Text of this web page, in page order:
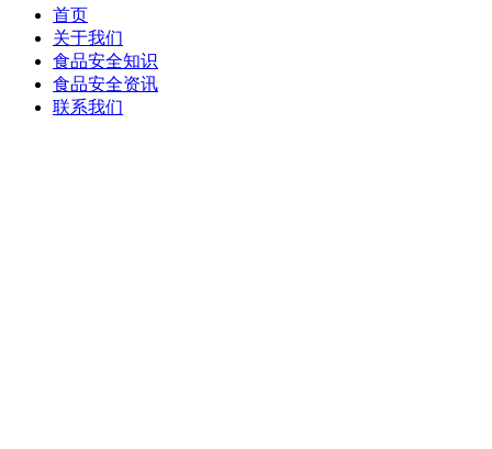
首页
关于我们
食品安全知识
食品安全资讯
联系我们